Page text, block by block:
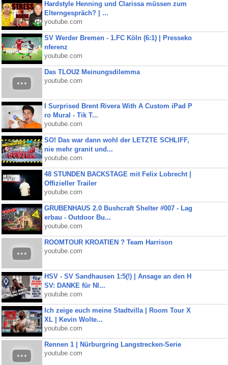
Hardstyle Henning und Clarissa müssen zum
Elterngespräch? | ...
youtube.com
SV Werder Bremen - 1.FC Köln (6:1) | Presseko
nferenz
youtube.com
Das TLOU2 Meinungsdilemma
youtube.com
I Surprised Brent Rivera With A Custom iPad P
ro Mural - Tik T...
youtube.com
SO! Das war dann wohl der LETZTE SCHLIFF,
nie mehr granit und...
youtube.com
48 STUNDEN BACKSTAGE mit Felix Lobrecht |
Offizieller Trailer
youtube.com
GRUBENHAUS 2.0 Bushcraft Shelter #007 - Lag
erbau - Outdoor Bu...
youtube.com
ROOMTOUR KROATIEN ? Team Harrison
youtube.com
HSV - SV Sandhausen 1:5(!) | Ansage an den H
SV: DANKE für NI...
youtube.com
Ich zeige euch meine Stadtvilla | Room Tour X
XL | Kevin Wolte...
youtube.com
Rennen 1 | Nürburgring Langstrecken-Serie
youtube.com